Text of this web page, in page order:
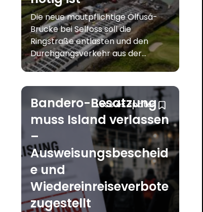
Die neue mautpflichtige Ölfusá-
Brücke bei Selfoss soll die
Ringstraße entlasten und den
Durchgangsverkehr aus der...
Lese es später
Bandero-Besatzung
muss Island verlassen
–
Ausweisungsbescheid
e und
Wiedereinreiseverbote
zugestellt